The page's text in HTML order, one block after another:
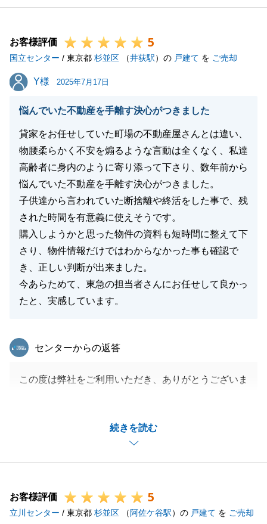
もあったかとは存じますが想定より早い成約をする事
だと存じます。
引き続き、末永くよろしくお願いします。
閉じる
お客様評価 5
国立センター / 東京都 杉並区 （井荻駅）の 戸建て を ご売却
Y様
Y様 2025年7月17日
悩んでいた不動産を手離す決心がつきました
貸家をお任せしていた町場の不動産屋さんとは違い、
物腰柔らかく不安を煽るような言動は全くなく、私達
高齢者に身内のように寄り添って下さり、数年前から
悩んでいた不動産を手離す決心がつきました。
子供達から言われていた断捨離や終活をした事で、残
された時間を有意義に使えそうです。
購入しようかと思った物件の資料も短時間に整えて下
さり、物件情報だけではわからなかった事も確認で
き、正しい判断が出来ました。
今あらためて、東急の担当者さんにお任せして良かっ
たと、実感しています。
続きを読む
東急リバブル
センターからの返答
この度は弊社をご利用いただき、ありがとうございま
ご所有不動産のご売却について、長い期間お悩みにな
られていたとのことでしたが、ご納得できるお取引に
今後もお気軽にご相談くださいませ。
お客様評価 5
立川センター / 東京都 杉並区 （ 阿佐ケ谷駅）の 戸建て を ご売却